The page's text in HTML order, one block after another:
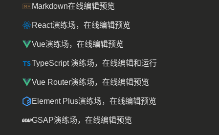
Markdown在线编辑预览
React演练场，在线编辑预览
Vue演练场，在线编辑预览
TypeScript 演练场，在线编辑和运行
Vue Router演练场，在线编辑预览
Element Plus演练场，在线编辑预览
GSAP演练场，在线编辑预览